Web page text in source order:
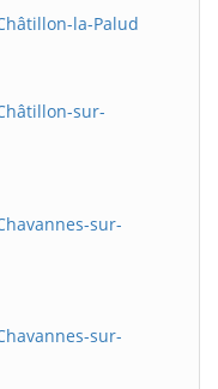
la-Palud
sur-
sur-
sur-